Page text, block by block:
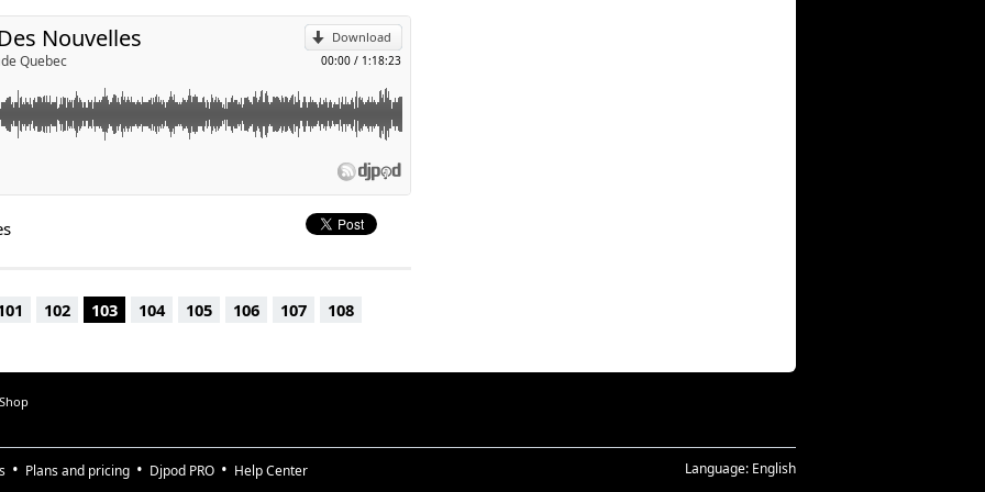
Download
00:00 / 1:18:23
Nouvelles
Quebec
102 103 104 105 106 107
108
Plans and pricing Djpod PRO Help Center Language: English